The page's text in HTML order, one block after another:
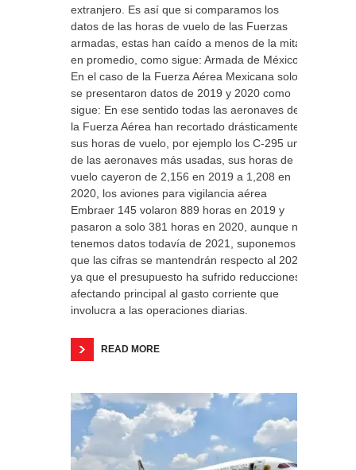
extranjero. Es así que si comparamos los
datos de las horas de vuelo de las Fuerzas
armadas, estas han caído a menos de la mitad
en promedio, como sigue: Armada de México
En el caso de la Fuerza Aérea Mexicana solo
se presentaron datos de 2019 y 2020 como
sigue: En ese sentido todas las aeronaves de
la Fuerza Aérea han recortado drásticamente
sus horas de vuelo, por ejemplo los C-295 una
de las aeronaves más usadas, sus horas de
vuelo cayeron de 2,156 en 2019 a 1,208 en
2020, los aviones para vigilancia aérea
Embraer 145 volaron 889 horas en 2019 y
pasaron a solo 381 horas en 2020, aunque no
tenemos datos todavía de 2021, suponemos
que las cifras se mantendrán respecto al 2020
ya que el presupuesto ha sufrido reducciones
afectando principal al gasto corriente que
involucra a las operaciones diarias.
READ MORE